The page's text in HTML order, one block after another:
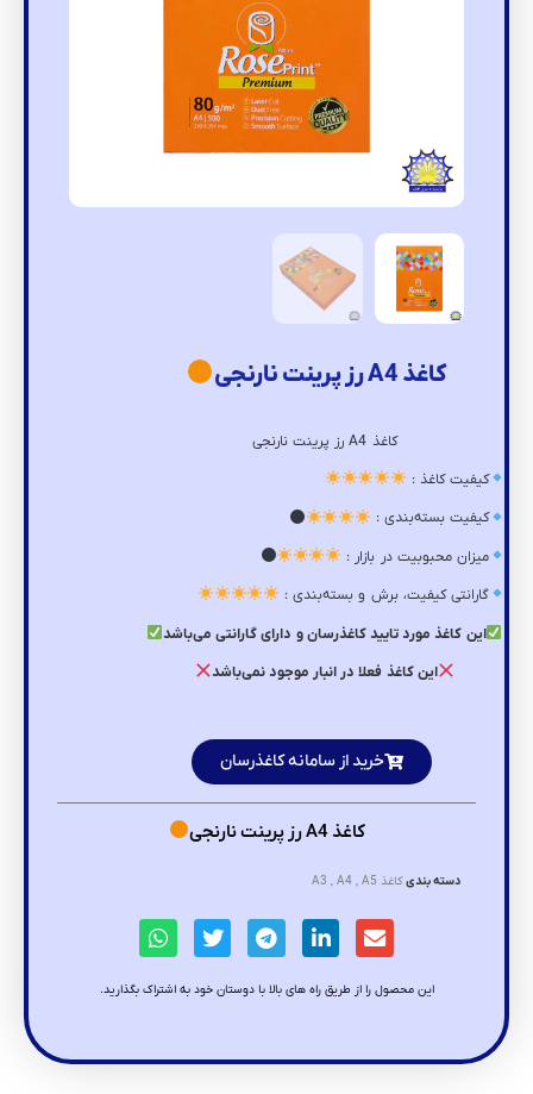
کاغذ A4 رز پرینت نارنجی
کاغذ A4 رز پرینت نارنجی
کیفیت کاغذ :
کیفیت بسته‌بندی :
میزان محبوبیت در بازار :
گارانتی کیفیت، برش و بسته‌بندی :
این کاغذ مورد تایید کاغذرسان و دارای گارانتی می‌باشد
این کاغذ فعلا در انبار موجود نمی‌باشد
خرید از سامانه کاغذرسان
کاغذ A4 رز پرینت نارنجی
دسته بندی کاغذ A3 , A4 , A5
این محصول را از طریق راه های بالا با دوستان خود به اشتراک بگذارید.